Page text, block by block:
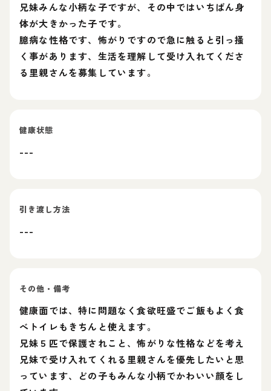
兄妹みんな小柄な子ですが、その中ではいちばん身
体が大きかった子です。
臆病な性格です、怖がりですので急に触ると引っ掻
く事があります、生活を理解して受け入れてくださ
る里親さんを募集しています。
健康状態
---
引き渡し方法
---
その他・備考
健康面では、特に問題なく食欲旺盛でご飯もよく食
べトイレもきちんと使えます。
兄妹５匹で保護されこと、怖がりな性格などを考え
兄妹で受け入れてくれる里親さんを優先したいと思
っています、どの子もみんな小柄でかわいい顔をし